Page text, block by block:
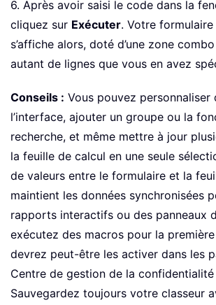
6. Après avoir saisi le code dans la
cliquez sur Exécuter. Votre
s’affiche alors, doté d’une zone
autant de lignes que vous en avez
Conseils : Vous pouvez personnaliser
l’interface, ajouter un groupe ou la
recherche, et même mettre à jour
la feuille de calcul en une seule
de valeurs entre le formulaire et la
maintient les données synchronisées
rapports interactifs ou des panneaux
exécutez des macros pour la
devrez peut-être les activer dans les
Centre de gestion de la confidentialité
Sauvegardez toujours votre classeur